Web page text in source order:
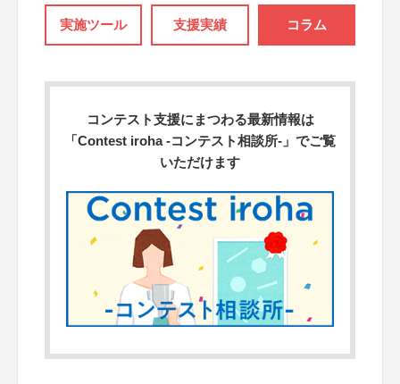
実施ツール 支援実績 コラム
コンテスト支援にまつわる最新情報は
「Contest iroha -コンテスト相談所-」でご覧
いただけます